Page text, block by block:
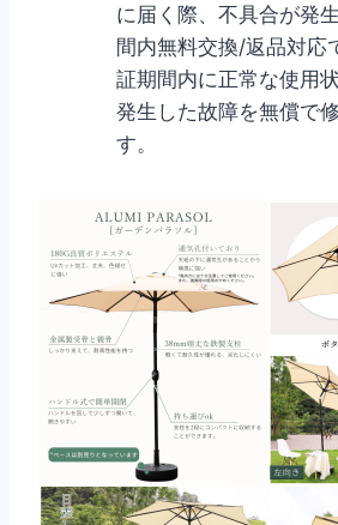
に届く際、不具合が発
間内無料交換/返品対応
証期間内に正常な使用
発生した故障を無償で
す。